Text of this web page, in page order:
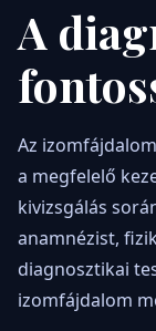
A
Az
a megfelelő
kivizsgálás
anamnézist,
diagnosztikai
izomfájdalom